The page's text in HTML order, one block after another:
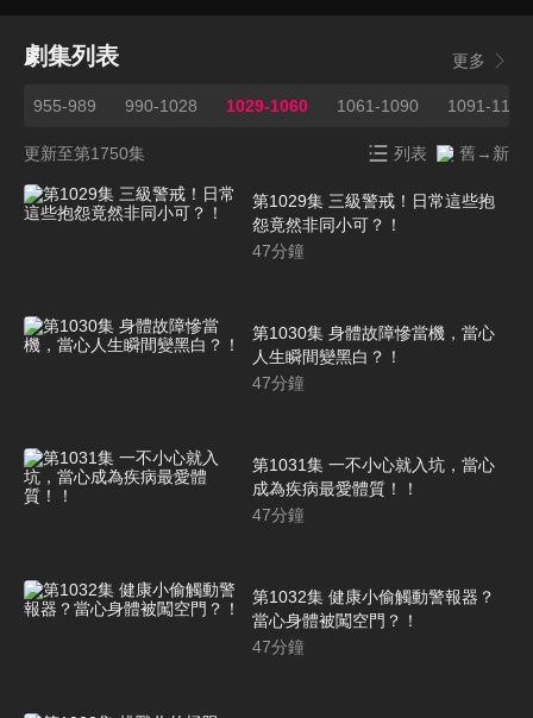
劇集列表 更多
955-989 990-1028 1029-1060 1061-1090 1091-1120
更新至第1750集 列表 舊→新
第1029集 三級警戒！日常這些抱
怨竟然非同小可？！
47分鐘
第1030集 身體故障慘當機，當心
人生瞬間變黑白？！
47分鐘
第1031集 一不小心就入坑，當心
成為疾病最愛體質！！
47分鐘
第1032集 健康小偷觸動警報器？
當心身體被闖空門？！
47分鐘